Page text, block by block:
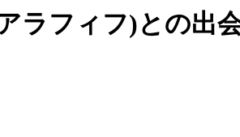
ラフィフ)との出